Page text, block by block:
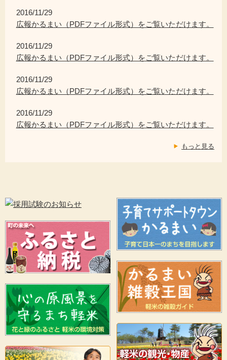
2016/11/29
広報かるまい（PDFファイル形式）をご覧いただけます。
2016/11/29
広報かるまい（PDFファイル形式）をご覧いただけます。
2016/11/29
広報かるまい（PDFファイル形式）をご覧いただけます。
2016/11/29
広報かるまい（PDFファイル形式）をご覧いただけます。
もっと見る